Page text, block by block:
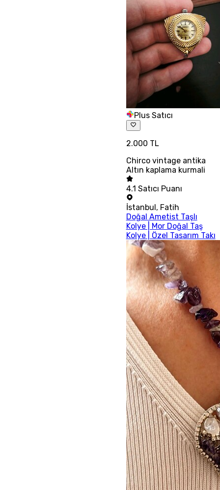
Plus Satıcı
2.000 TL
Chirco vintage antika
Altın kaplama kurmali
4.1 Satıcı Puanı
İstanbul, Fatih
Doğal Ametist Taşlı
Kolye | Mor Doğal Taş
Kolye | Özel Tasarım Takı